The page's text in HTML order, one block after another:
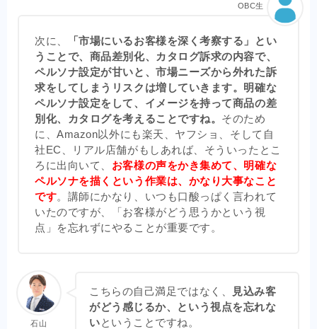
次に、
「市場にいるお客様を深く考察する」とい
うことで、商品差別化、カタログ訴求の内容で、
ペルソナ設定が甘いと、市場ニーズから外れた訴
求をしてしまうリスクは増していきます。明確な
ペルソナ設定をして、イメージを持って商品の差
別化、カタログを考えることですね。 そのため
に、Amazon以外にも楽天、ヤフショ、そして自
社EC、リアル店舗がもしあれば、そういったとこ
ろに出向いて、 お客様の声をかき集めて、明確な
ペルソナを描くという作業は、かなり大事なこと
です。講師にかなり、いつも口酸っぱく言われて
いたのですが、「お客様がどう思うかという視
点」を忘れずにやることが重要です。
OBC生
石山
こちらの自己満足ではなく、
見込み客
がどう感じるか、という視点を忘れな
いということですね。